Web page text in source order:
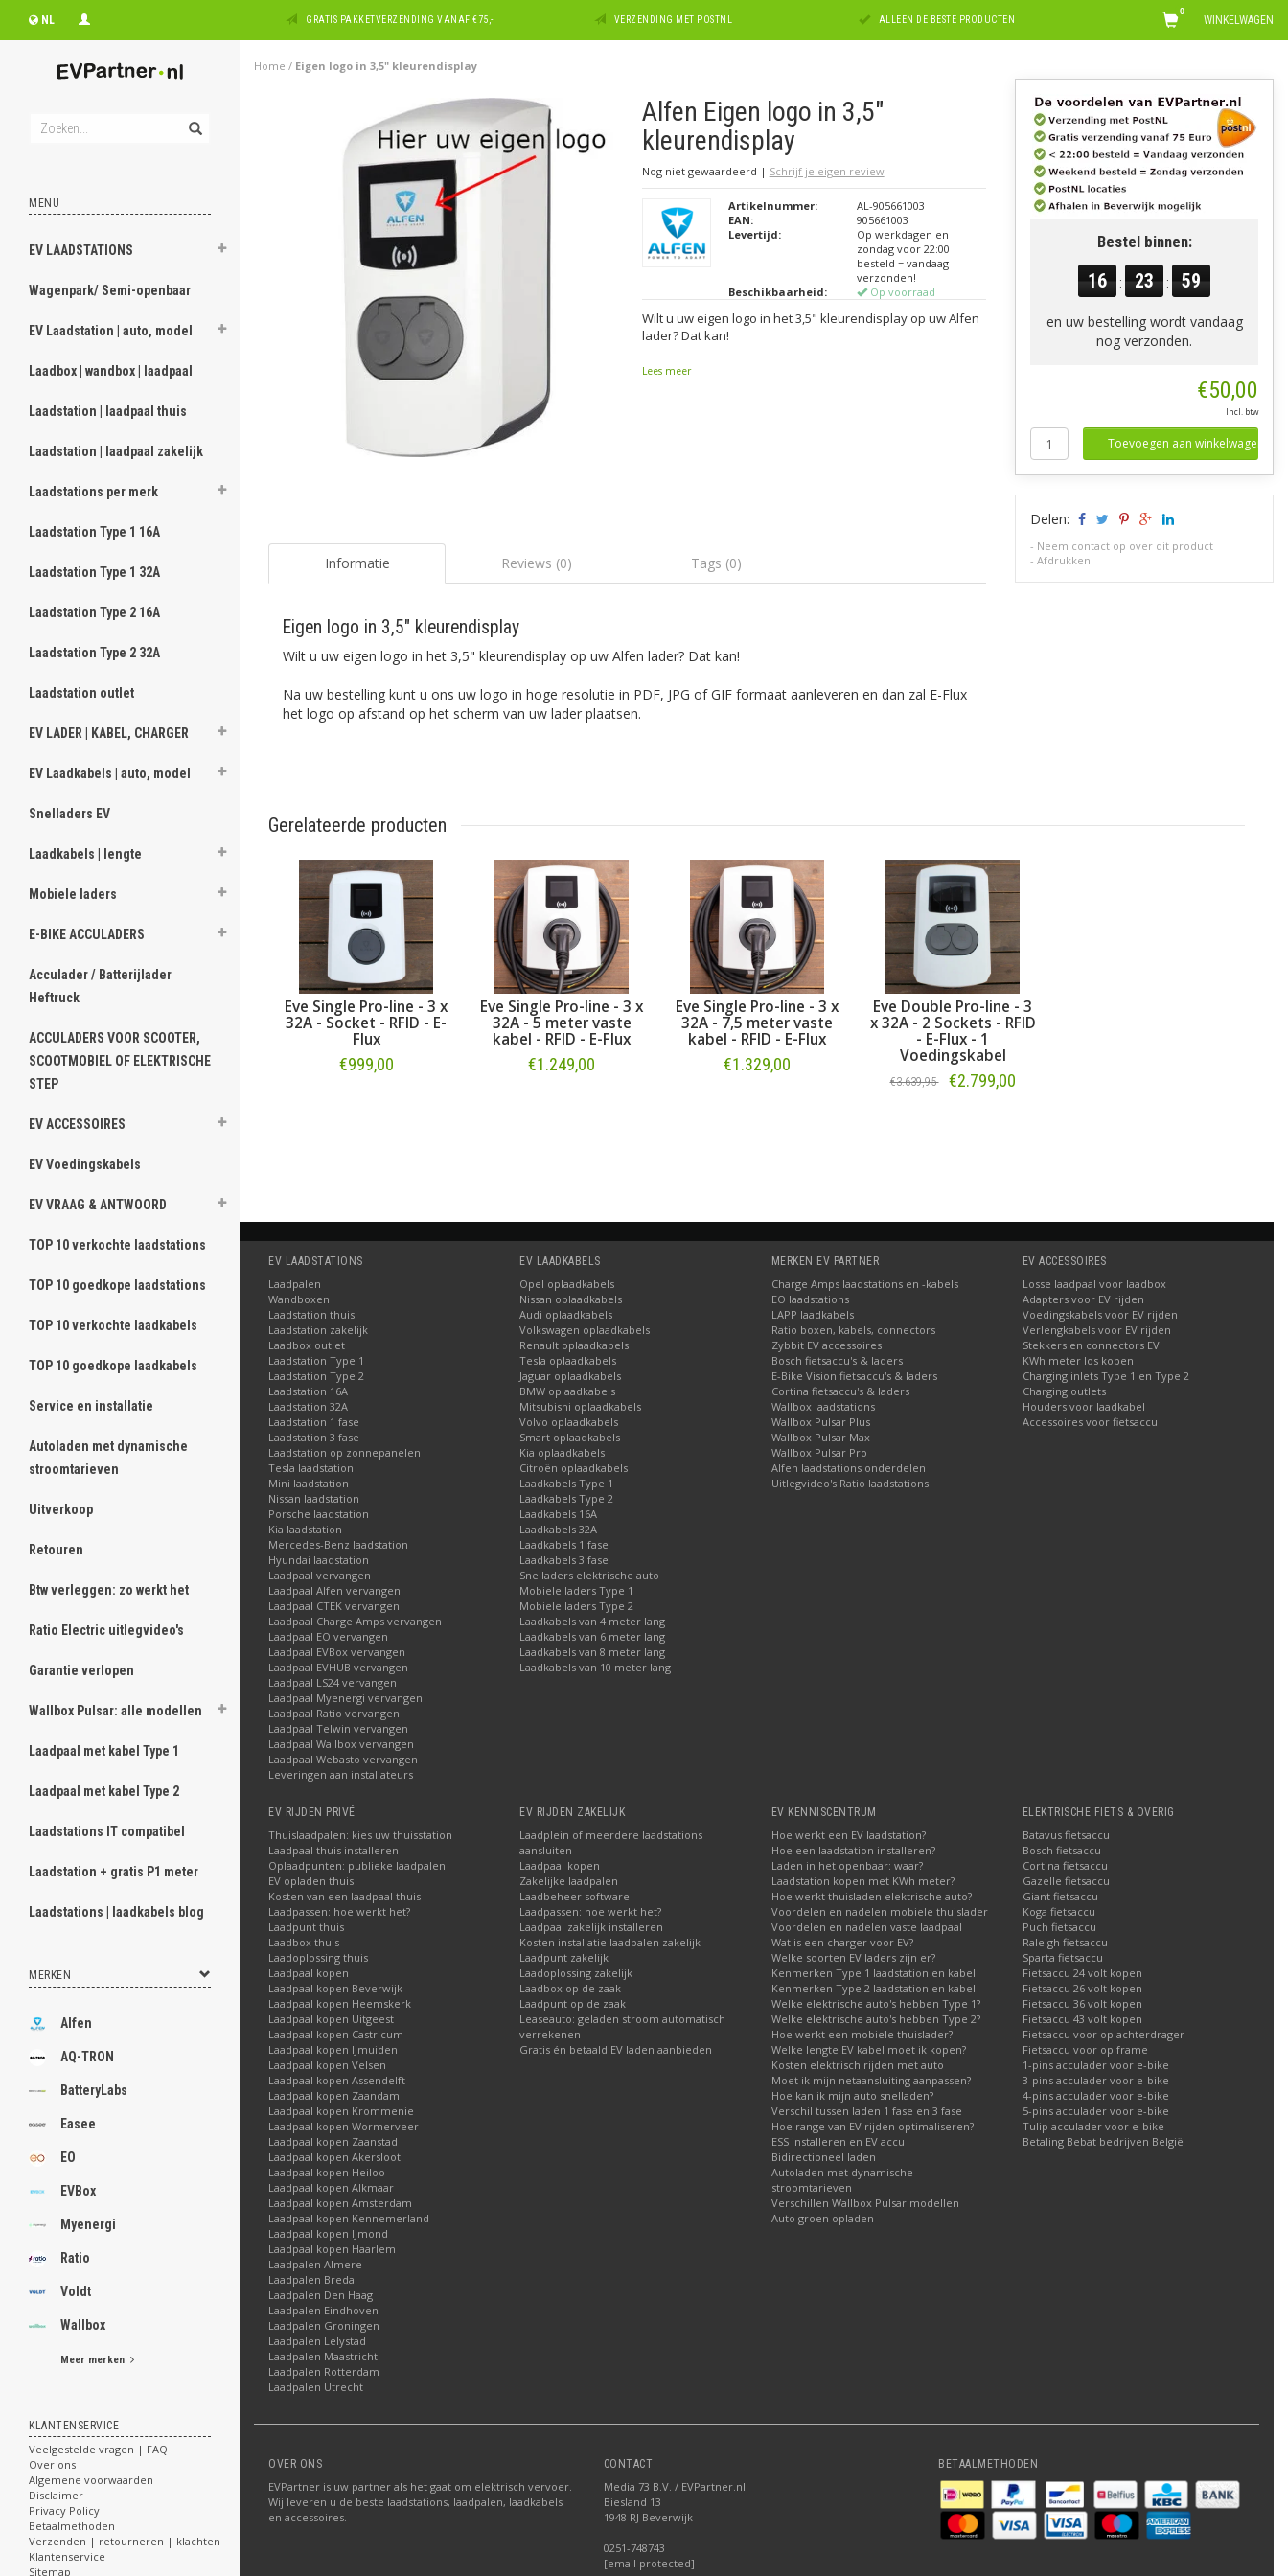
NL GRATIS PAKKETVERZENDING VANAF €75,- VERZENDING MET POSTNL ALLEEN DE BESTE PRODUCTEN WINKELWAGEN
0
MENU
EV LAADSTATIONS
Wagenpark/ Semi-openbaar
EV Laadstation | auto, model
Laadbox | wandbox | laadpaal
Laadstation | laadpaal thuis
Laadstation | laadpaal zakelijk
Laadstations per merk
Laadstation Type 1 16A
Laadstation Type 1 32A
Laadstation Type 2 16A
Laadstation Type 2 32A
Laadstation outlet
EV LADER | KABEL, CHARGER
EV Laadkabels | auto, model
Snelladers EV
Laadkabels | lengte
Mobiele laders
E-BIKE ACCULADERS
Acculader / Batterijlader
Heftruck
ACCULADERS VOOR SCOOTER,
SCOOTMOBIEL OF ELEKTRISCHE
STEP
EV ACCESSOIRES
EV Voedingskabels
EV VRAAG & ANTWOORD
TOP 10 verkochte laadstations
TOP 10 goedkope laadstations
TOP 10 verkochte laadkabels
TOP 10 goedkope laadkabels
Service en installatie
Autoladen met dynamische
stroomtarieven
Uitverkoop
Retouren
Btw verleggen: zo werkt het
Ratio Electric uitlegvideo's
Garantie verlopen
Wallbox Pulsar: alle modellen
Laadpaal met kabel Type 1
Laadpaal met kabel Type 2
Laadstations IT compatibel
Laadstation + gratis P1 meter
Laadstations | laadkabels blog
MERKEN
Alfen
AQ-TRON
BatteryLabs
Easee
EO
EVBox
Myenergi
Ratio
Voldt
Wallbox
Meer merken
KLANTENSERVICE
Veelgestelde vragen | FAQ
Over ons
Algemene voorwaarden
Disclaimer
Privacy Policy
Betaalmethoden
Verzenden | retourneren | klachten
Klantenservice
Sitemap
Home / Eigen logo in 3,5" kleurendisplay
Alfen Eigen logo in 3,5"
kleurendisplay
Nog niet gewaardeerd | Schrijf je eigen review
Artikelnummer:
AL-905661003
EAN:
905661003
Levertijd:
Op werkdagen en
zondag voor 22:00
besteld = vandaag
verzonden!
Beschikbaarheid:
Op voorraad
Wilt u uw eigen logo in het 3,5" kleurendisplay op uw Alfen
lader? Dat kan!
Lees meer
Informatie Reviews (0) Tags (0)
Eigen logo in 3,5" kleurendisplay
Wilt u uw eigen logo in het 3,5" kleurendisplay op uw Alfen lader? Dat kan!
Na uw bestelling kunt u ons uw logo in hoge resolutie in PDF, JPG of GIF formaat aanleveren en dan zal E-Flux
het logo op afstand op het scherm van uw lader plaatsen.
Bestel binnen:
16 : 23 : 59
en uw bestelling wordt vandaag
nog verzonden.
€50,00
Incl. btw
Toevoegen aan winkelwagen
Delen:
- Neem contact op over dit product
-Afdrukken
Gerelateerde producten
Eve Single Pro-line - 3 x
32A - Socket - RFID - E-
Flux
€999,00
Eve Single Pro-line - 3 x
32A - 5 meter vaste
kabel - RFID - E-Flux
€1.249,00
Eve Single Pro-line - 3 x
32A - 7,5 meter vaste
kabel - RFID - E-Flux
€1.329,00
Eve Double Pro-line - 3
x 32A - 2 Sockets - RFID
- E-Flux - 1
Voedingskabel
€3.639,95 €2.799,00
EV LAADSTATIONS
Laadpalen
Wandboxen
Laadstation thuis
Laadstation zakelijk
Laadbox outlet
Laadstation Type 1
Laadstation Type 2
Laadstation 16A
Laadstation 32A
Laadstation 1 fase
Laadstation 3 fase
Laadstation op zonnepanelen
Tesla laadstation
Mini laadstation
Nissan laadstation
Porsche laadstation
Kia laadstation
Mercedes-Benz laadstation
Hyundai laadstation
Laadpaal vervangen
Laadpaal Alfen vervangen
Laadpaal CTEK vervangen
Laadpaal Charge Amps vervangen
Laadpaal EO vervangen
Laadpaal EVBox vervangen
Laadpaal EVHUB vervangen
Laadpaal LS24 vervangen
Laadpaal Myenergi vervangen
Laadpaal Ratio vervangen
Laadpaal Telwin vervangen
Laadpaal Wallbox vervangen
Laadpaal Webasto vervangen
Leveringen aan installateurs
EV LAADKABELS
Opel oplaadkabels
Nissan oplaadkabels
Audi oplaadkabels
Volkswagen oplaadkabels
Renault oplaadkabels
Tesla oplaadkabels
Jaguar oplaadkabels
BMW oplaadkabels
Mitsubishi oplaadkabels
Volvo oplaadkabels
Smart oplaadkabels
Kia oplaadkabels
Citroën oplaadkabels
Laadkabels Type 1
Laadkabels Type 2
Laadkabels 16A
Laadkabels 32A
Laadkabels 1 fase
Laadkabels 3 fase
Snelladers elektrische auto
Mobiele laders Type 1
Mobiele laders Type 2
Laadkabels van 4 meter lang
Laadkabels van 6 meter lang
Laadkabels van 8 meter lang
Laadkabels van 10 meter lang
MERKEN EV PARTNER
Charge Amps laadstations en -kabels
EO laadstations
LAPP laadkabels
Ratio boxen, kabels, connectors
Zybbit EV accessoires
Bosch fietsaccu's & laders
E-Bike Vision fietsaccu's & laders
Cortina fietsaccu's & laders
Wallbox laadstations
Wallbox Pulsar Plus
Wallbox Pulsar Max
Wallbox Pulsar Pro
Alfen laadstations onderdelen
Uitlegvideo's Ratio laadstations
EV ACCESSOIRES
Losse laadpaal voor laadbox
Adapters voor EV rijden
Voedingskabels voor EV rijden
Verlengkabels voor EV rijden
Stekkers en connectors EV
KWh meter los kopen
Charging inlets Type 1 en Type 2
Charging outlets
Houders voor laadkabel
Accessoires voor fietsaccu
EV RIJDEN PRIVÉ
Thuislaadpalen: kies uw thuisstation
Laadpaal thuis installeren
Oplaadpunten: publieke laadpalen
EV opladen thuis
Kosten van een laadpaal thuis
Laadpassen: hoe werkt het?
Laadpunt thuis
Laadbox thuis
Laadoplossing thuis
Laadpaal kopen
Laadpaal kopen Beverwijk
Laadpaal kopen Heemskerk
Laadpaal kopen Uitgeest
Laadpaal kopen Castricum
Laadpaal kopen IJmuiden
Laadpaal kopen Velsen
Laadpaal kopen Assendelft
Laadpaal kopen Zaandam
Laadpaal kopen Krommenie
Laadpaal kopen Wormerveer
Laadpaal kopen Zaanstad
Laadpaal kopen Akersloot
Laadpaal kopen Heiloo
Laadpaal kopen Alkmaar
Laadpaal kopen Amsterdam
Laadpaal kopen Kennemerland
Laadpaal kopen IJmond
Laadpaal kopen Haarlem
Laadpalen Almere
Laadpalen Breda
Laadpalen Den Haag
Laadpalen Eindhoven
Laadpalen Groningen
Laadpalen Lelystad
Laadpalen Maastricht
Laadpalen Rotterdam
Laadpalen Utrecht
EV RIJDEN ZAKELIJK
Laadplein of meerdere laadstations
aansluiten
Laadpaal kopen
Zakelijke laadpalen
Laadbeheer software
Laadpassen: hoe werkt het?
Laadpaal zakelijk installeren
Kosten installatie laadpalen zakelijk
Laadpunt zakelijk
Laadoplossing zakelijk
Laadbox op de zaak
Laadpunt op de zaak
Leaseauto: geladen stroom automatisch
verrekenen
Gratis én betaald EV laden aanbieden
EV KENNISCENTRUM
Hoe werkt een EV laadstation?
Hoe een laadstation installeren?
Laden in het openbaar: waar?
Laadstation kopen met KWh meter?
Hoe werkt thuisladen elektrische auto?
Voordelen en nadelen mobiele thuislader
Voordelen en nadelen vaste laadpaal
Wat is een charger voor EV?
Welke soorten EV laders zijn er?
Kenmerken Type 1 laadstation en kabel
Kenmerken Type 2 laadstation en kabel
Welke elektrische auto's hebben Type 1?
Welke elektrische auto's hebben Type 2?
Hoe werkt een mobiele thuislader?
Welke lengte EV kabel moet ik kopen?
Kosten elektrisch rijden met auto
Moet ik mijn netaansluiting aanpassen?
Hoe kan ik mijn auto snelladen?
Verschil tussen laden 1 fase en 3 fase
Hoe range van EV rijden optimaliseren?
ESS installeren en EV accu
Bidirectioneel laden
Autoladen met dynamische
stroomtarieven
Verschillen Wallbox Pulsar modellen
Auto groen opladen
ELEKTRISCHE FIETS & OVERIG
Batavus fietsaccu
Bosch fietsaccu
Cortina fietsaccu
Gazelle fietsaccu
Giant fietsaccu
Koga fietsaccu
Puch fietsaccu
Raleigh fietsaccu
Sparta fietsaccu
Fietsaccu 24 volt kopen
Fietsaccu 26 volt kopen
Fietsaccu 36 volt kopen
Fietsaccu 43 volt kopen
Fietsaccu voor op achterdrager
Fietsaccu voor op frame
1-pins acculader voor e-bike
3-pins acculader voor e-bike
4-pins acculader voor e-bike
5-pins acculader voor e-bike
Tulip acculader voor e-bike
Betaling Bebat bedrijven België
OVER ONS
EVPartner is uw partner als het gaat om elektrisch vervoer.
Wij leveren u de beste laadstations, laadpalen, laadkabels
en accessoires.
CONTACT
Media 73 B.V. / EVPartner.nl
Biesland 13
1948 RJ Beverwijk
0251-748743
[email protected]
BETAALMETHODEN